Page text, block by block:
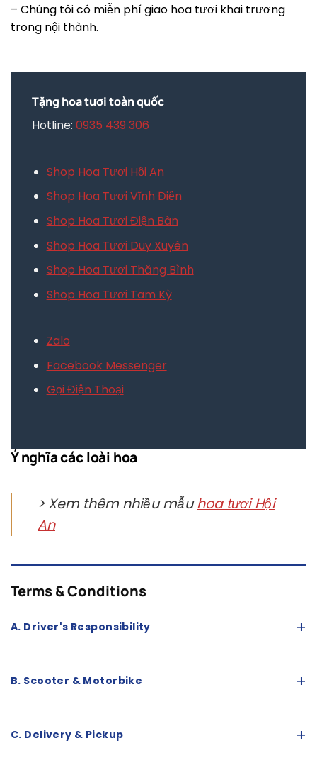
– Chúng tôi có miễn phí giao hoa tươi khai trương
trong nội thành.
Tặng hoa tươi toàn quốc
Hotline: 0935 439 306
Shop Hoa Tươi Hội An
Shop Hoa Tươi Vĩnh Điện
Shop Hoa Tươi Điện Bàn
Shop Hoa Tươi Duy Xuyên
Shop Hoa Tươi Thăng Bình
Shop Hoa Tươi Tam Kỳ
Zalo
Facebook Messenger
Gọi Điện Thoại
Ý nghĩa các loài hoa
> Xem thêm nhiều mẫuhoa tươi Hội
An
Terms & Conditions
A. Driver's Responsibility +
B. Scooter & Motorbike +
C. Delivery & Pickup +